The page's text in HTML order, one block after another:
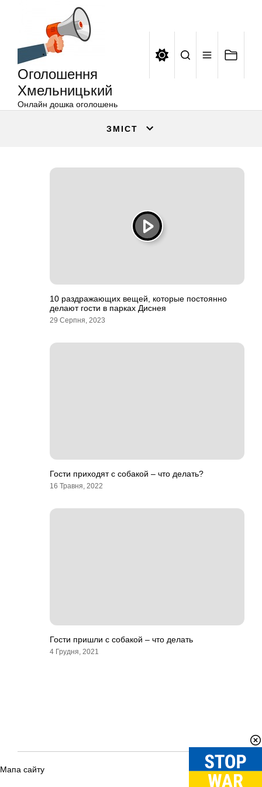
Оголошення
Хмельницький
Онлайн дошка оголошень
ЗМІСТ
10 раздражающих вещей, которые постоянно
делают гости в парках Диснея
29 Серпня, 2023
Гости приходят с собакой – что делать?
16 Травня, 2022
Гости пришли с собакой – что делать
4 Грудня, 2021
Мапа сайту